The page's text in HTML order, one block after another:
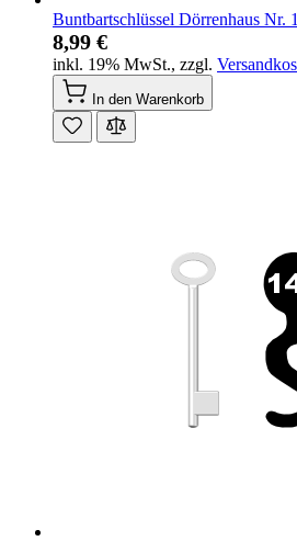
Buntbartschlüssel Dörrenhaus Nr.
8,99 €
inkl. 19% MwSt., zzgl.
In den Warenkorb